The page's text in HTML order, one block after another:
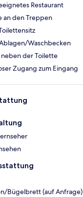
Restaurant
an den Treppen
Waschbecken
der Toilette
Zugang zum Eingang
Bügelbrett (auf Anfrage)